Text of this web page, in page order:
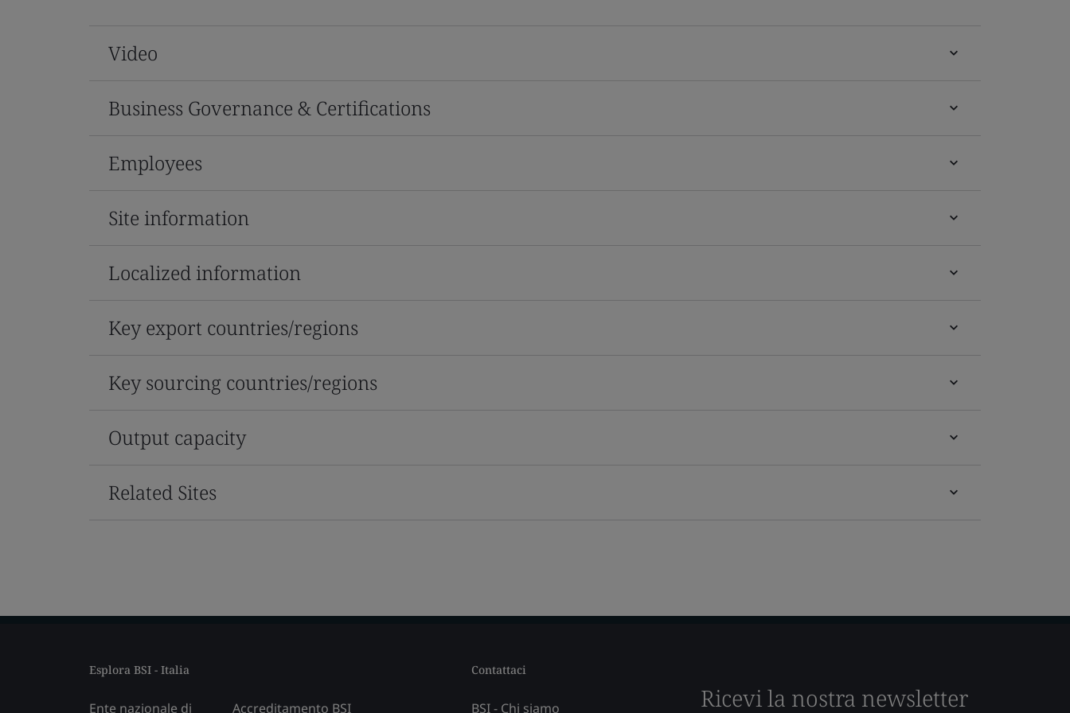
Video
Business Governance & Certifications
Employees
Site information
Localized information
Key export countries/regions
Key sourcing countries/regions
Output capacity
Related Sites
Esplora BSI - Italia
Ente nazionale di
Accreditamento BSI
Contattaci
BSI - Chi siamo Ricevi la nostra newsletter